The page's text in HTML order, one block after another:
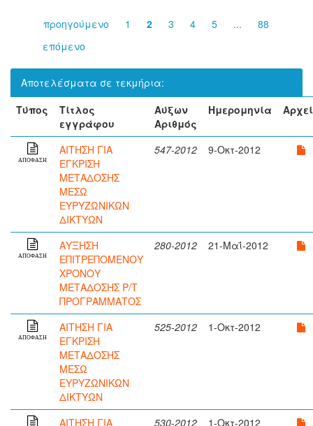
προηγούμενο 1 2 3 4 5 ...
88
επόμενο
Αποτελέσματα σε τεκμήρια:
Τύπος
Τίτλος
εγγράφου
Αύξων
Αριθμός
Ημερομηνία
ΑΠΟΦΑΣΗ
ΑΙΤΗΣΗ ΓΙΑ
ΕΓΚΡΙΣΗ
ΜΕΤΑΔΟΣΗΣ
ΜΕΣΩ
ΕΥΡΥΖΩΝΙΚΩΝ
ΔΙΚΤΥΩΝ
547-2012 9-Οκτ-2012
ΑΠΟΦΑΣΗ
ΑΥΞΗΣΗ
ΕΠΙΤΡΕΠΟΜΕΝΟΥ
ΧΡΟΝΟΥ
ΜΕΤΑΔΟΣΗΣ Ρ/Τ
ΠΡΟΓΡΑΜΜΑΤΟΣ
280-2012 21-Μαΐ-2012
ΑΠΟΦΑΣΗ
ΑΙΤΗΣΗ ΓΙΑ
ΕΓΚΡΙΣΗ
ΜΕΤΑΔΟΣΗΣ
ΜΕΣΩ
ΕΥΡΥΖΩΝΙΚΩΝ
ΔΙΚΤΥΩΝ
525-2012 1-Οκτ-2012
ΑΙΤΗΣΗ ΓΙΑ
530-2012 1-Οκτ-2012